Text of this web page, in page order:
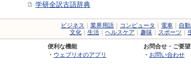
学研全訳古語辞典
ビジネス 業界用語 コンピュータ 電車 自
文化
生活 ヘルスケア 趣味 スポーツ
便利な機能
・ ウェブリオのアプリ
お問合せ・ご要望
・ お問い合わせ